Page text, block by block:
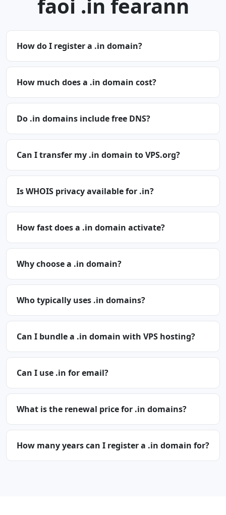
faoi .in fearann
How do I register a .in domain?
How much does a .in domain cost?
Do .in domains include free DNS?
Can I transfer my .in domain to VPS.org?
Is WHOIS privacy available for .in?
How fast does a .in domain activate?
Why choose a .in domain?
Who typically uses .in domains?
Can I bundle a .in domain with VPS hosting?
Can I use .in for email?
What is the renewal price for .in domains?
How many years can I register a .in domain for?